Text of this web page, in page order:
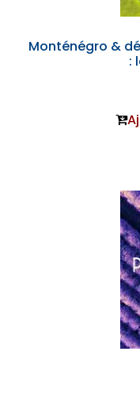
Monténégro &
: